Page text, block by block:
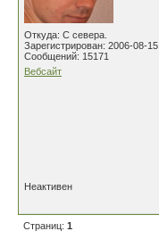
Откуда: С севера.
Зарегистрирован: 2006-08-15
Сообщений: 15171
Вебсайт
Неактивен
Страниц: 1